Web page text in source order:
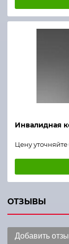
Инвалидная
Цену уточняйте
ОТЗЫВЫ
Добавить